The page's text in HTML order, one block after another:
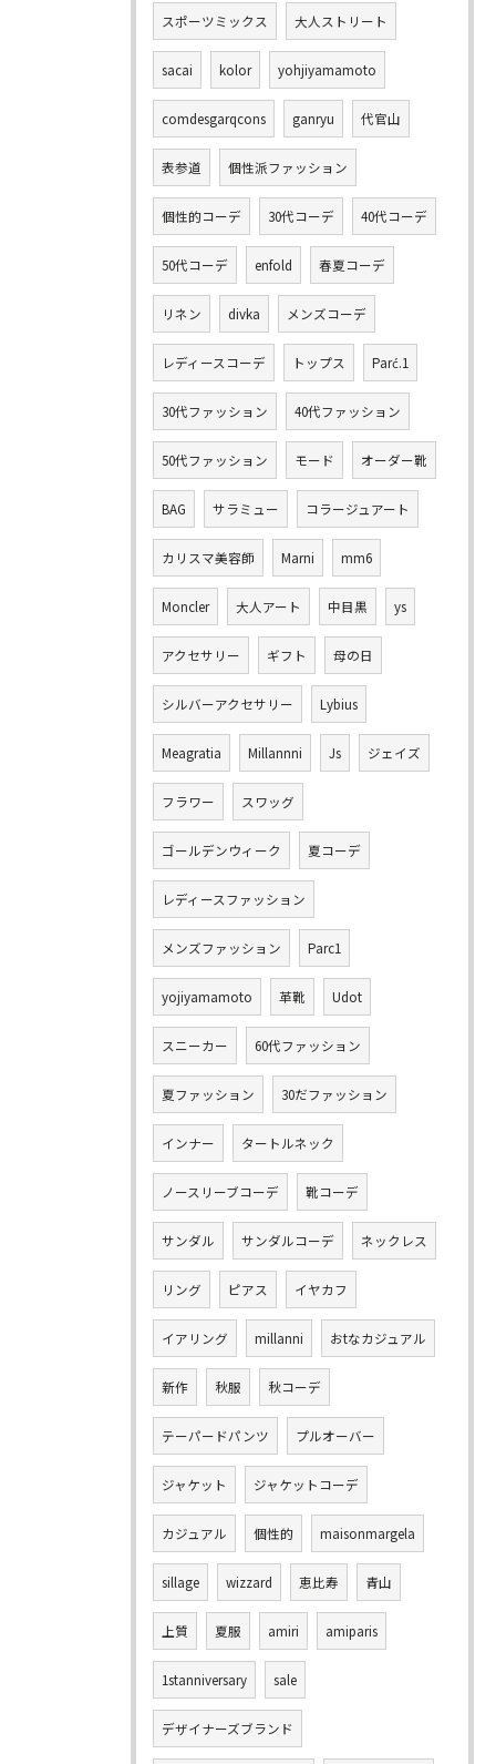
スポーツミックス 大人ストリート
sacai kolor yohjiyamamoto
comdesgarqcons ganryu 代官山
表参道 個性派ファッション
個性的コーデ 30代コーデ 40代コーデ
50代コーデ enfold 春夏コーデ
リネン divka メンズコーデ
レディースコーデ トップス Parć.1
30代ファッション 40代ファッション
50代ファッション モード オーダー靴
BAG サラミュー コラージュアート
カリスマ美容師 Marni mm6
Moncler 大人アート 中目黒 ys
アクセサリー ギフト 母の日
シルバーアクセサリー Lybius
Meagratia Millannni Js ジェイズ
フラワー スワッグ
ゴールデンウィーク 夏コーデ
レディースファッション
メンズファッション Parc1
yojiyamamoto 革靴 Udot
スニーカー 60代ファッション
夏ファッション 30だファッション
インナー タートルネック
ノースリーブコーデ 靴コーデ
サンダル サンダルコーデ ネックレス
リング ピアス イヤカフ
イアリング millanni おtなカジュアル
新作 秋服 秋コーデ
テーパードパンツ プルオーバー
ジャケット ジャケットコーデ
カジュアル 個性的 maisonmargela
sillage wizzard 恵比寿 青山
上質 夏服 amiri amiparis
1stanniversary sale
デザイナーズブランド